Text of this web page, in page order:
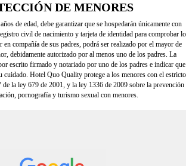
DE MENORES
de edad, debe garantizar que se hospedarán únicamente con
civil de nacimiento y tarjeta de identidad para comprobar lo
en compañía de sus padres, podrá ser realizado por el mayor de
debidamente autorizado por al menos uno de los padres. La
escrito firmado y notariado por uno de los padres e indicar que
cuidado. Hotel QuoQuality protege a los menores con el estricto
la ley 679 de 2001, y la ley 1336 de 2009 sobre la prevención
pornografía y turismo sexual con menores.